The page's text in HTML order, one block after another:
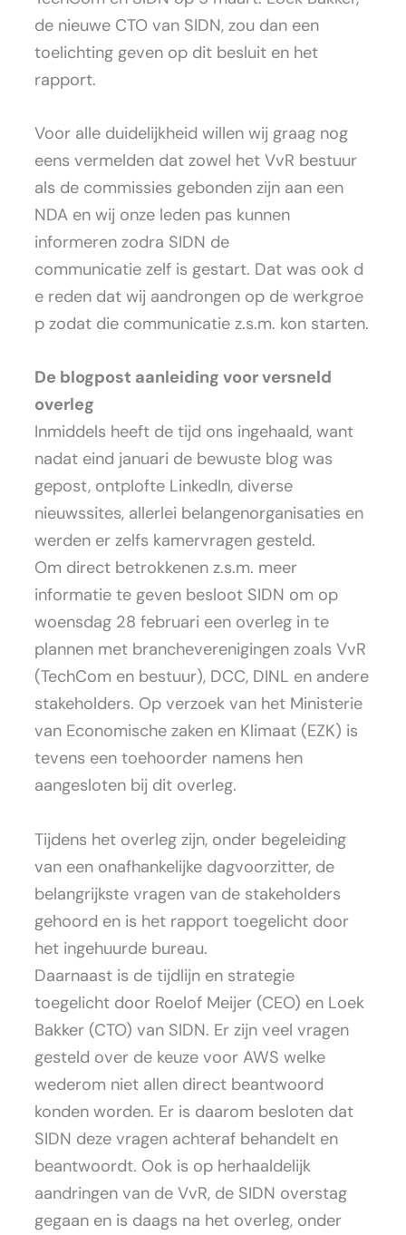
de nieuwe CTO van SIDN, zou dan een
toelichting geven op dit besluit en het
rapport.
Voor alle duidelijkheid willen wij graag nog
eens vermelden dat zowel het VvR bestuur
als de commissies gebonden zijn aan een
NDA en wij onze leden pas kunnen
informeren zodra SIDN de
communicatie zelf is gestart. Dat was ook d
e reden dat wij aandrongen op de werkgroe
p zodat die communicatie z.s.m. kon starten.
De blogpost aanleiding voor versneld
overleg
Inmiddels heeft de tijd ons ingehaald, want
nadat eind januari de bewuste blog was
gepost, ontplofte LinkedIn, diverse
nieuwssites, allerlei belangenorganisaties en
werden er zelfs kamervragen gesteld.
Om direct betrokkenen z.s.m. meer
informatie te geven besloot SIDN om op
woensdag 28 februari een overleg in te
plannen met brancheverenigingen zoals VvR
(TechCom en bestuur), DCC, DINL en andere
stakeholders. Op verzoek van het Ministerie
van Economische zaken en Klimaat (EZK) is
tevens een toehoorder namens hen
aangesloten bij dit overleg.
Tijdens het overleg zijn, onder begeleiding
van een onafhankelijke dagvoorzitter, de
belangrijkste vragen van de stakeholders
gehoord en is het rapport toegelicht door
het ingehuurde bureau.
Daarnaast is de tijdlijn en strategie
toegelicht door Roelof Meijer (CEO) en Loek
Bakker (CTO) van SIDN. Er zijn veel vragen
gesteld over de keuze voor AWS welke
wederom niet allen direct beantwoord
konden worden. Er is daarom besloten dat
SIDN deze vragen achteraf behandelt en
beantwoordt. Ook is op herhaaldelijk
aandringen van de VvR, de SIDN overstag
gegaan en is daags na het overleg, onder